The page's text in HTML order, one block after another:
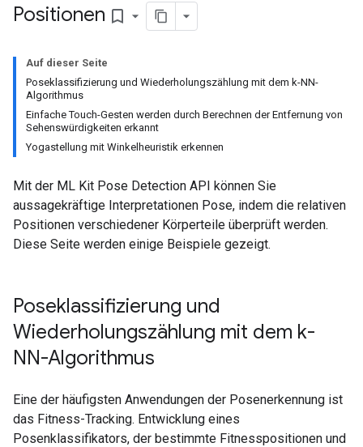
Positionen bookmark_border
Auf dieser Seite
Poseklassifizierung und Wiederholungszählung mit dem k-NN-
Algorithmus
Einfache Touch-Gesten werden durch Berechnen der Entfernung von
Sehenswürdigkeiten erkannt
Yogastellung mit Winkelheuristik erkennen
Mit der ML Kit Pose Detection API können Sie
aussagekräftige Interpretationen Pose, indem die relativen
Positionen verschiedener Körperteile überprüft werden.
Diese Seite werden einige Beispiele gezeigt.
Poseklassifizierung und
Wiederholungszählung mit dem k-
NN-Algorithmus
Eine der häufigsten Anwendungen der Posenerkennung ist
das Fitness-Tracking. Entwicklung eines
Posenklassifikators, der bestimmte Fitnesspositionen und